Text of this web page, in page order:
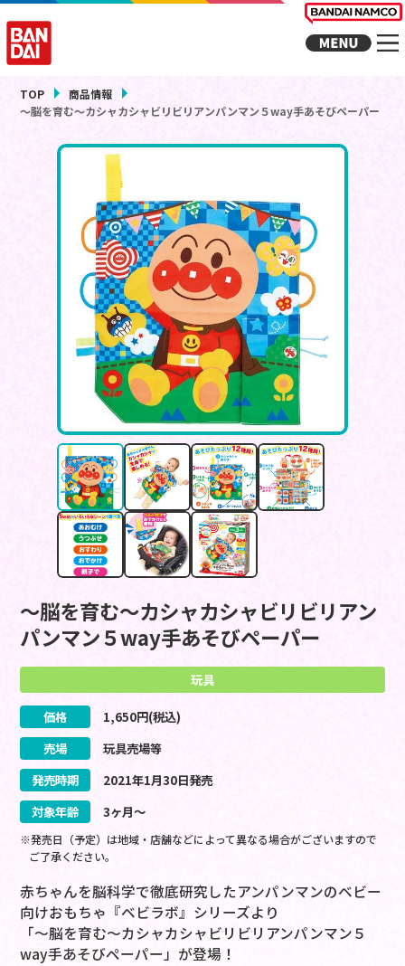
TOP
商品情報
～脳を育む～カシャカシャビリビリアンパンマン５way手あそびペーパー
～脳を育む～カシャカシャビリビリアン
パンマン５way手あそびペーパー
玩具
価格 1,650円(税込)
売場
玩具売場等
発売時期
2021年1月30日発売
対象年齢
3ヶ月～
※発売日（予定）は地域・店舗などによって異なる場合がございますので
ご了承ください。
赤ちゃんを脳科学で徹底研究したアンパンマンのベビー
向けおもちゃ『ベビラボ』シリーズより
「～脳を育む～カシャカシャビリビリアンパンマン５
way手あそびペーパー」が登場！